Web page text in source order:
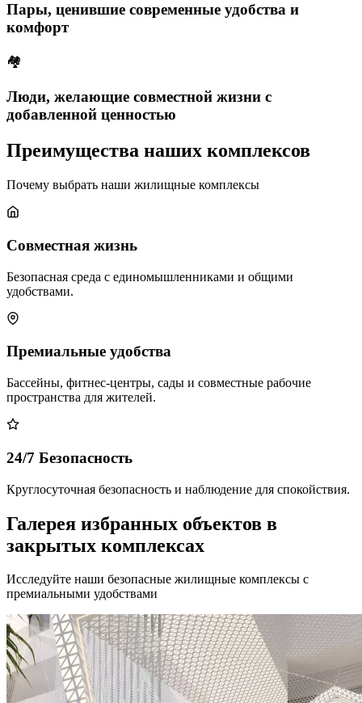
Пары, ценившие современные удобства и
комфорт
🏘️
Люди, желающие совместной жизни с
добавленной ценностью
Преимущества наших комплексов
Почему выбрать наши жилищные комплексы
Совместная жизнь
Безопасная среда с единомышленниками и общими
удобствами.
Премиальные удобства
Бассейны, фитнес-центры, сады и совместные рабочие
пространства для жителей.
24/7 Безопасность
Круглосуточная безопасность и наблюдение для спокойствия.
Галерея избранных объектов в
закрытых комплексах
Исследуйте наши безопасные жилищные комплексы с
премиальными удобствами